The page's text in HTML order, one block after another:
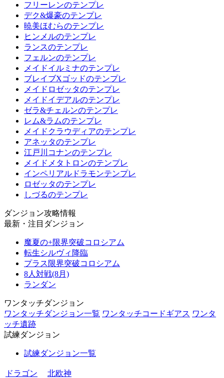
フリーレンのテンプレ
デク&爆豪のテンプレ
暁美ほむらのテンプレ
ヒンメルのテンプレ
ランスのテンプレ
フェルンのテンプレ
メイドイルミナのテンプレ
ブレイブXゴッドのテンプレ
メイドロゼッタのテンプレ
メイドイデアルのテンプレ
ゼラ&チェルンのテンプレ
レム&ラムのテンプレ
メイドクラウディアのテンプレ
アネッタのテンプレ
江戸川コナンのテンプレ
メイドメタトロンのテンプレ
インペリアルドラモンテンプレ
ロゼッタのテンプレ
しづるのテンプレ
ダンジョン攻略情報
最新・注目ダンジョン
魔夏の+限界突破コロシアム
転生シルヴィ降臨
プラス限界突破コロシアム
8人対戦(8月)
ランダン
ワンタッチダンジョン
ワンタッチダンジョン一覧 ワンタッチコードギアス ワンタ
ッチ遺跡
試練ダンジョン
試練ダンジョン一覧
ドラゴン
北欧神